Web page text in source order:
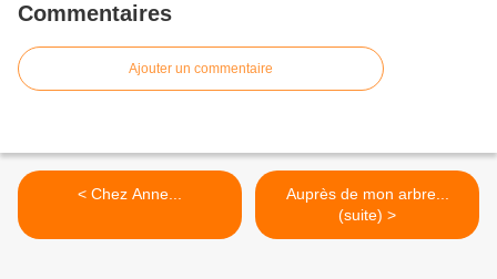
Commentaires
Ajouter un commentaire
< Chez Anne...
Auprès de mon arbre...
(suite) >